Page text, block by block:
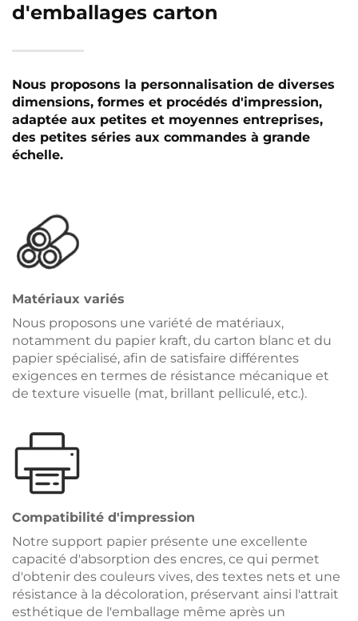
d'emballages carton
Nous proposons la personnalisation de diverses
dimensions, formes et procédés d'impression,
adaptée aux petites et moyennes entreprises,
des petites séries aux commandes à grande
échelle.
Matériaux variés
Nous proposons une variété de matériaux,
notamment du papier kraft, du carton blanc et du
papier spécialisé, afin de satisfaire différentes
exigences en termes de résistance mécanique et
de texture visuelle (mat, brillant pelliculé, etc.).
Compatibilité d'impression
Notre support papier présente une excellente
capacité d'absorption des encres, ce qui permet
d'obtenir des couleurs vives, des textes nets et une
résistance à la décoloration, préservant ainsi l'attrait
esthétique de l'emballage même après un